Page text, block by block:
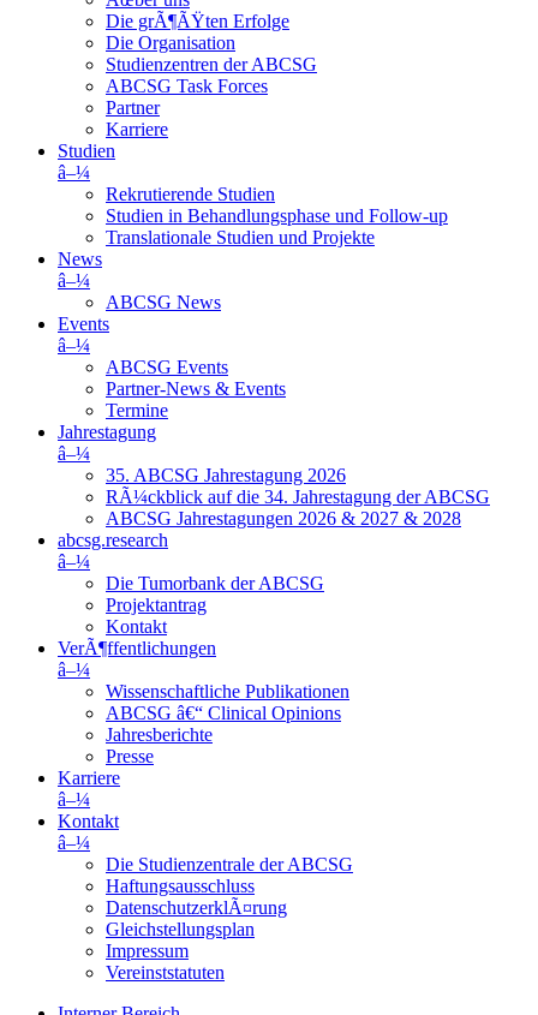
Die grÃ¶ÃŸten Erfolge
Die Organisation
Studienzentren der ABCSG
ABCSG Task Forces
Partner
Karriere
Studien
â–¼
Rekrutierende Studien
Studien in Behandlungsphase und Follow-up
Translationale Studien und Projekte
News
â–¼
ABCSG News
Events
â–¼
ABCSG Events
Partner-News & Events
Termine
Jahrestagung
â–¼
35. ABCSG Jahrestagung 2026
RÃ¼ckblick auf die 34. Jahrestagung der ABCSG
ABCSG Jahrestagungen 2026 & 2027 & 2028
abcsg.research
â–¼
Die Tumorbank der ABCSG
Projektantrag
Kontakt
VerÃ¶ffentlichungen
â–¼
Wissenschaftliche Publikationen
ABCSG â€“ Clinical Opinions
Jahresberichte
Presse
Karriere
â–¼
Kontakt
â–¼
Die Studienzentrale der ABCSG
Haftungsausschluss
DatenschutzerklÃ¤rung
Gleichstellungsplan
Impressum
Vereinststatuten